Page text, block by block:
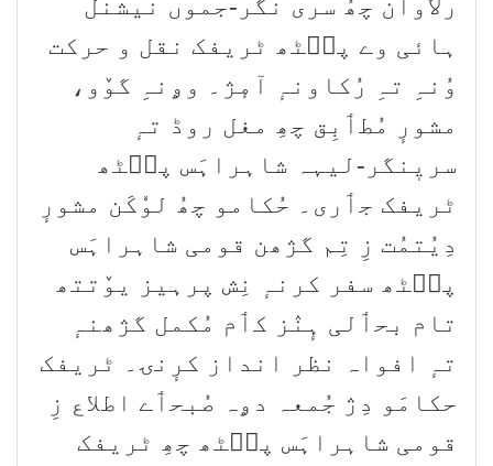
رلاوان چھُ سری نگر-جموں نیشنل
ہائی وے پٮ۪ٹھ ٹریفک نقل و حرکت
وُنہِ تہِ رُکاونہٕ آمٕژ۔ وۄنہِ گوٚو،
مشورٕ مُطٲبِق چھِ مغل روڈ تہٕ
سریٖنگر-لیہہ شاہراہَس پٮ۪ٹھ
ٹریفک جٲری۔ حُکامو چھُ لوٗکَن مشورٕ
دِیُتمُت زِ تِم گژھن قومی شاہراہَس
پٮ۪ٹھ سفر کرنہٕ نِش پرہیز یوٚتتھ
تام بحٲلی ہٕنٛز کٲم مُکمل گژھنہٕ
تہٕ افواہ نظر انداز کرٕنۍ۔ ٹریفک
حکامَو دِژ جُمعہ دۄہ صُبحٲے اطلاع زِ
قومی شاہراہَس پٮ۪ٹھ چھِ ٹریفک